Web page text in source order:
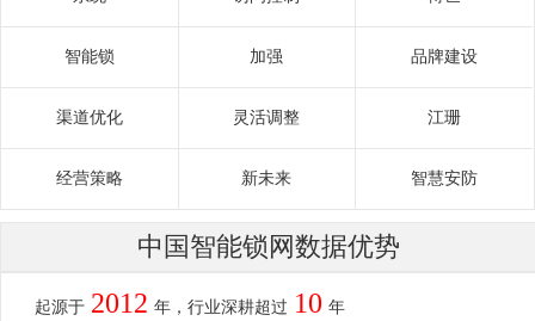
智能锁 加强 品牌建设
渠道优化 灵活调整 江珊
经营策略 新未来 智慧安防
中国智能锁网数据优势
起源于 2012 年，行业深耕超过 10 年